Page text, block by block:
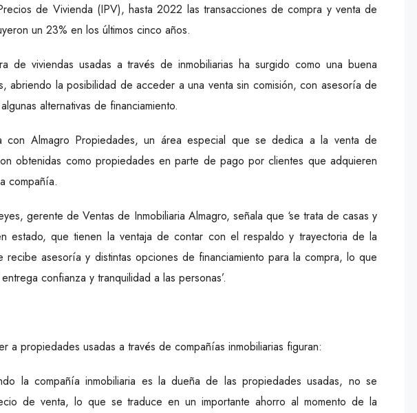
de Vivienda (IPV), hasta 2022 las transacciones de compra y venta de
un 23% en los últimos cinco años.
de viviendas usadas a través de inmobiliarias ha surgido como una buena
abriendo la posibilidad de acceder a una venta sin comisión, con asesoría de
alternativas de financiamiento.
con Almagro Propiedades, un área especial que se dedica a la venta de
obtenidas como propiedades en parte de pago por clientes que adquieren
compañía.
gerente de Ventas de Inmobiliaria Almagro, señala que ‘se trata de casas y
estado, que tienen la ventaja de contar con el respaldo y trayectoria de la
asesoría y distintas opciones de financiamiento para la compra, lo que
confianza y tranquilidad a las personas’.
a propiedades usadas a través de compañías inmobiliarias figuran:
la compañía inmobiliaria es la dueña de las propiedades usadas, no se
de venta, lo que se traduce en un importante ahorro al momento de la